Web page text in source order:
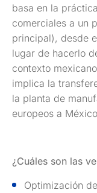
basa en la
comerciales a un
principal), desde
lugar de hacerlo
contexto
implica la
la planta de
europeos a
¿Cuáles son las
Optimización